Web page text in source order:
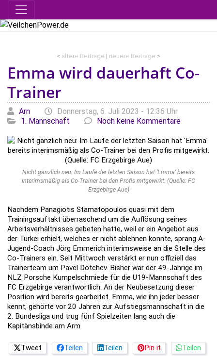
< ältere Beiträge | neuere Beiträge >
Emma wird dauerhaft Co-
Trainer
Geschrieben von
Arn am Donnerstag, 6. Juli 2023 - 12:36 Uhr
1. Mannschaft
Noch keine Kommentare
Nicht gänzlich neu: Im Laufe der letzten Saison hat ‘Emma’ bereits
interimsmäßig als Co-Trainer bei den Profis mitgewirkt. (Quelle: FC
Erzgebirge Aue)
Nachdem Panagiotis Stamatopoulos quasi mit dem
Trainingsauftakt überraschend um die Auflösung seines
Arbeitsverhältnisses gebeten hatte, weil er ein Angebot aus
der Türkei erhielt, welches er nicht ablehnen konnte, sprang A-
Jugend-Coach Jörg Emmerich interimsweise an die Stelle des
Co-Trainers ein. Seit Mittwoch verstärkt er nun offiziell das
Trainerteam um Pavel Dotchev. Bisher war der 49-Jährige im
NLZ Porsche Kumpelschmiede für die U19-Mannschaft des
FC Erzgebirge verantwortlich. An der Neubesetzung dieser
Position wird bereits gearbeitet. Emma, wie ihn jeder besser
kennt, gehörte vor 20 Jahren zur Aufstiegsmannschaft in die
2. Bundesliga und trug fünf Spielzeiten lang auch die
Kapitänsbinde am Arm.
Tweet Teilen Teilen Pin it
Teilen